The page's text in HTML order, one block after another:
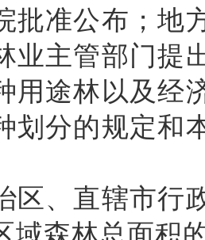
批准公布；地
业主管部门提
用途林以及经
划分的规定和
、直辖市行政
域森林总面积